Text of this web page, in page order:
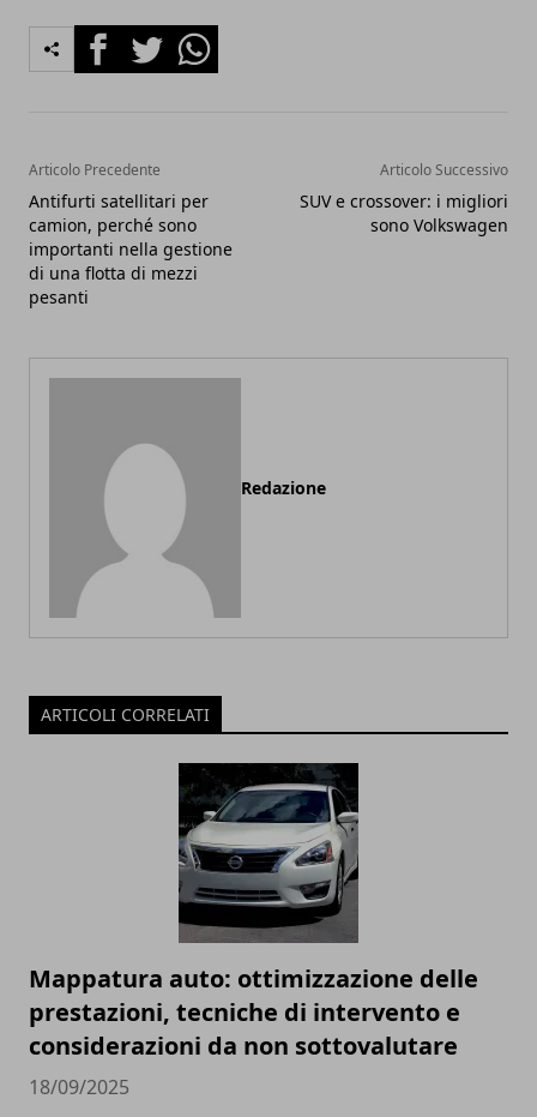
FacebookTwitterWhatsapp
Articolo Precedente
Antifurti satellitari per
camion, perché sono
importanti nella gestione
di una flotta di mezzi
pesanti
Articolo Successivo
SUV e crossover: i migliori
sono Volkswagen
Redazione
ARTICOLI CORRELATI
Mappatura auto: ottimizzazione delle
prestazioni, tecniche di intervento e
considerazioni da non sottovalutare
18/09/2025